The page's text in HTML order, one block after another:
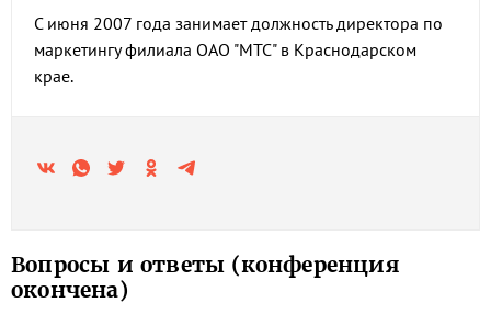
С июня 2007 года занимает должность директора по
маркетингу филиала ОАО "МТС" в Краснодарском
крае.
Вопросы и ответы (конференция
окончена)